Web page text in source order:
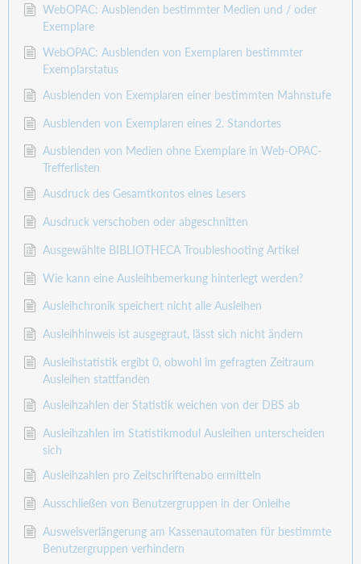
WebOPAC: Ausblenden bestimmter Medien und / oder
Exemplare
WebOPAC: Ausblenden von Exemplaren bestimmter
Exemplarstatus
Ausblenden von Exemplaren einer bestimmten Mahnstufe
Ausblenden von Exemplaren eines 2. Standortes
Ausblenden von Medien ohne Exemplare in Web-OPAC-
Trefferlisten
Ausdruck des Gesamtkontos eines Lesers
Ausdruck verschoben oder abgeschnitten
Ausgewählte BIBLIOTHECA Troubleshooting Artikel
Wie kann eine Ausleihbemerkung hinterlegt werden?
Ausleihchronik speichert nicht alle Ausleihen
Ausleihhinweis ist ausgegraut, lässt sich nicht ändern
Ausleihstatistik ergibt 0, obwohl im gefragten Zeitraum
Ausleihen stattfanden
Ausleihzahlen der Statistik weichen von der DBS ab
Ausleihzahlen im Statistikmodul Ausleihen unterscheiden
sich
Ausleihzahlen pro Zeitschriftenabo ermitteln
Ausschließen von Benutzergruppen in der Onleihe
Ausweisverlängerung am Kassenautomaten für bestimmte
Benutzergruppen verhindern